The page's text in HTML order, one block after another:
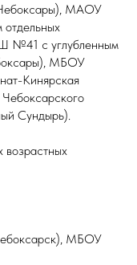
МАОУ
№41 с углубленным
МБОУ
Кинярская
Сундырь).
возрастных
МБОУ